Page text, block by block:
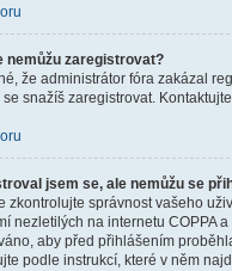
nemůžu zaregistrovat?
že administrátor fóra zakázal
snažíš zaregistrovat.
jsem se, ale nemůžu se
zkontrolujte správnost vašeho
nezletilých na internetu COPPA
aby před přihlášením
podle instrukcí, které v něm